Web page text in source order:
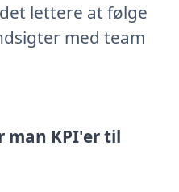
lettere at følge
med team
man KPI'er til